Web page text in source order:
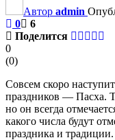
Автор admin
0
6
Поделится
0
(0)
Совсем скоро
праздников — Пасха.
но он всегда
какого числа будут
праздника и традиции.